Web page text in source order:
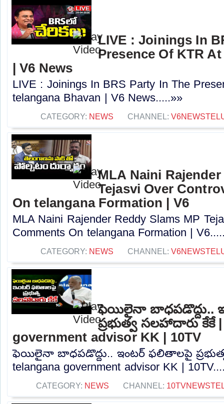
LIVE : Joinings In
Presence Of KTR
| V6 News
LIVE : Joinings In BRS Party In The
telangana Bhavan | V6 News.....»»
CATEGORY: NEWS CHANNEL:
MLA Naini
Tejasvi Over
On telangana Formation | V6
MLA Naini Rajender Reddy Slams MP
Comments On telangana Formation |
CATEGORY: NEWS CHANNEL:
ఫెయిలైనా బాధపడొద్దు..
ప్రభుత్వ సలహాదారు కేకే
government advisor KK | 10TV
ఫెయిలైనా బాధపడొద్దు.. ఇంటర్ ఫలితాలపై
telangana government advisor KK |
CATEGORY: NEWS CHANNEL: